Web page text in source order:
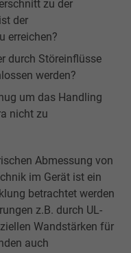
zu der
der
erreichen?
durch Störeinflüsse
werden?
um das Handling
nicht zu
Abmessung von
im Gerät ist ein
betrachtet werden
z.B. durch UL-
Wandstärken für
auch